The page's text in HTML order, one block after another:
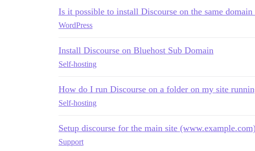
Is it possible to install Discourse on the same
WordPress
Install Discourse on Bluehost Sub Domain
Self-hosting
How do I run Discourse on a folder on my site
Self-hosting
Setup discourse for the main site
Support